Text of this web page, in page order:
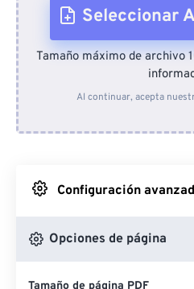
Seleccionar
Desde el
Desde Google
Desde
Tamaño máximo de archivo
Al continuar, acepta
Configuración
Opciones de página
Tamaño de página PDF